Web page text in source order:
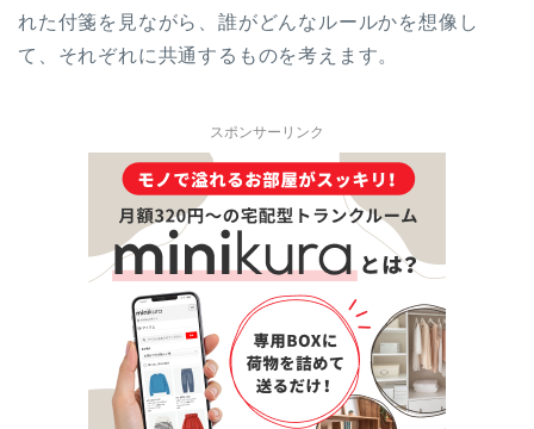
れた付箋を見ながら、誰がどんなルールかを想像し
て、それぞれに共通するものを考えます。
スポンサーリンク